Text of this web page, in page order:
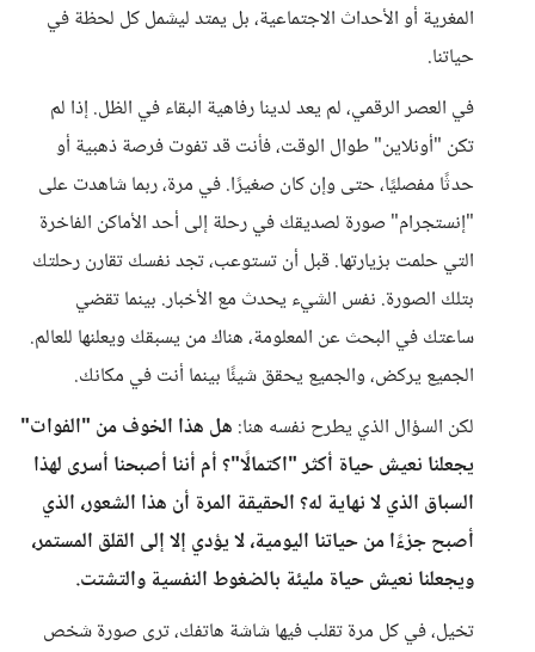
المغرية أو الأحداث الاجتماعية، بل يمتد ليشمل كل لحظة في
حياتنا.
في العصر الرقمي، لم يعد لدينا رفاهية البقاء في الظل. إذا لم
تكن "أونلاين" طوال الوقت، فأنت قد تفوت فرصة ذهبية أو
حدثًا مفصليًا، حتى وإن كان صغيرًا. في مرة، ربما شاهدت على
"إنستجرام" صورة لصديقك في رحلة إلى أحد الأماكن الفاخرة
التي حلمت بزيارتها. قبل أن تستوعب، تجد نفسك تقارن رحلتك
بتلك الصورة. نفس الشيء يحدث مع الأخبار. بينما تقضي
ساعتك في البحث عن المعلومة، هناك من يسبقك ويعلنها للعالم.
الجميع يركض، والجميع يحقق شيئًا بينما أنت في مكانك.
لكن السؤال الذي يطرح نفسه هنا: هل هذا الخوف من "الفوات"
يجعلنا نعيش حياة أكثر "اكتمالًا"؟ أم أننا أصبحنا أسرى لهذا
السباق الذي لا نهاية له؟ الحقيقة المرة أن هذا الشعور، الذي
أصبح جزءًا من حياتنا اليومية، لا يؤدي إلا إلى القلق المستمر،
ويجعلنا نعيش حياة مليئة بالضغوط النفسية والتشتت.
تخيل، في كل مرة تقلب فيها شاشة هاتفك، ترى صورة شخص